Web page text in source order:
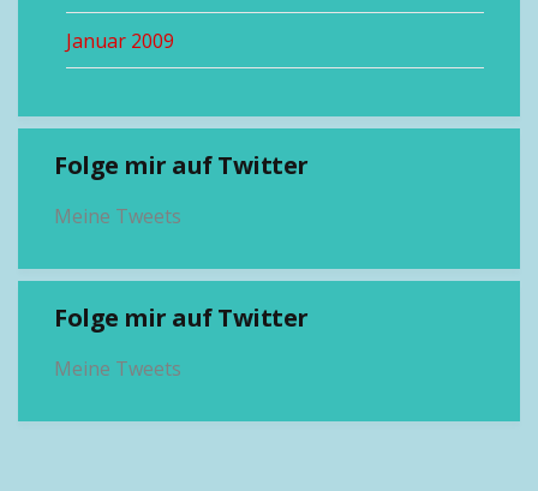
Januar 2009
Folge mir auf Twitter
Meine Tweets
Folge mir auf Twitter
Meine Tweets